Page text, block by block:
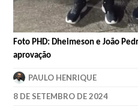
Foto PHD: Dheimeson e João
aprovação
PAULO HENRIQUE
8 DE SETEMBRO DE 2024